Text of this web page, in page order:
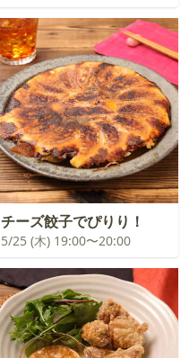
チーズ餃子でぴりり！
5/25 (木) 19:00〜20:00